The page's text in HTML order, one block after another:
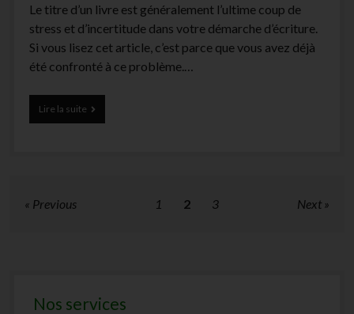
Le titre d’un livre est généralement l’ultime coup de
stress et d’incertitude dans votre démarche d’écriture.
Si vous lisez cet article, c’est parce que vous avez déjà
été confronté à ce problème.…
Lire la suiteLa
méthode
Pagination
Previous 1 2 3 Next
Nos services